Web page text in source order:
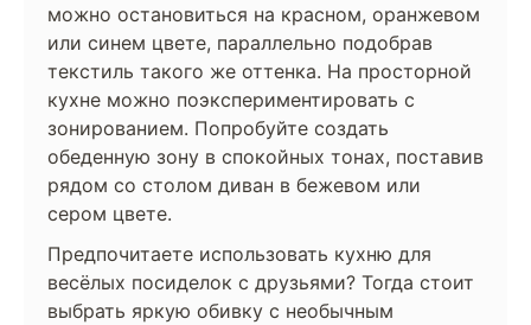
можно остановиться на красном, оранжевом
или синем цвете, параллельно подобрав
текстиль такого же оттенка. На просторной
кухне можно поэкспериментировать с
зонированием. Попробуйте создать
обеденную зону в спокойных тонах, поставив
рядом со столом диван в бежевом или
сером цвете.
Предпочитаете использовать кухню для
весёлых посиделок с друзьями? Тогда стоит
выбрать яркую обивку с необычным